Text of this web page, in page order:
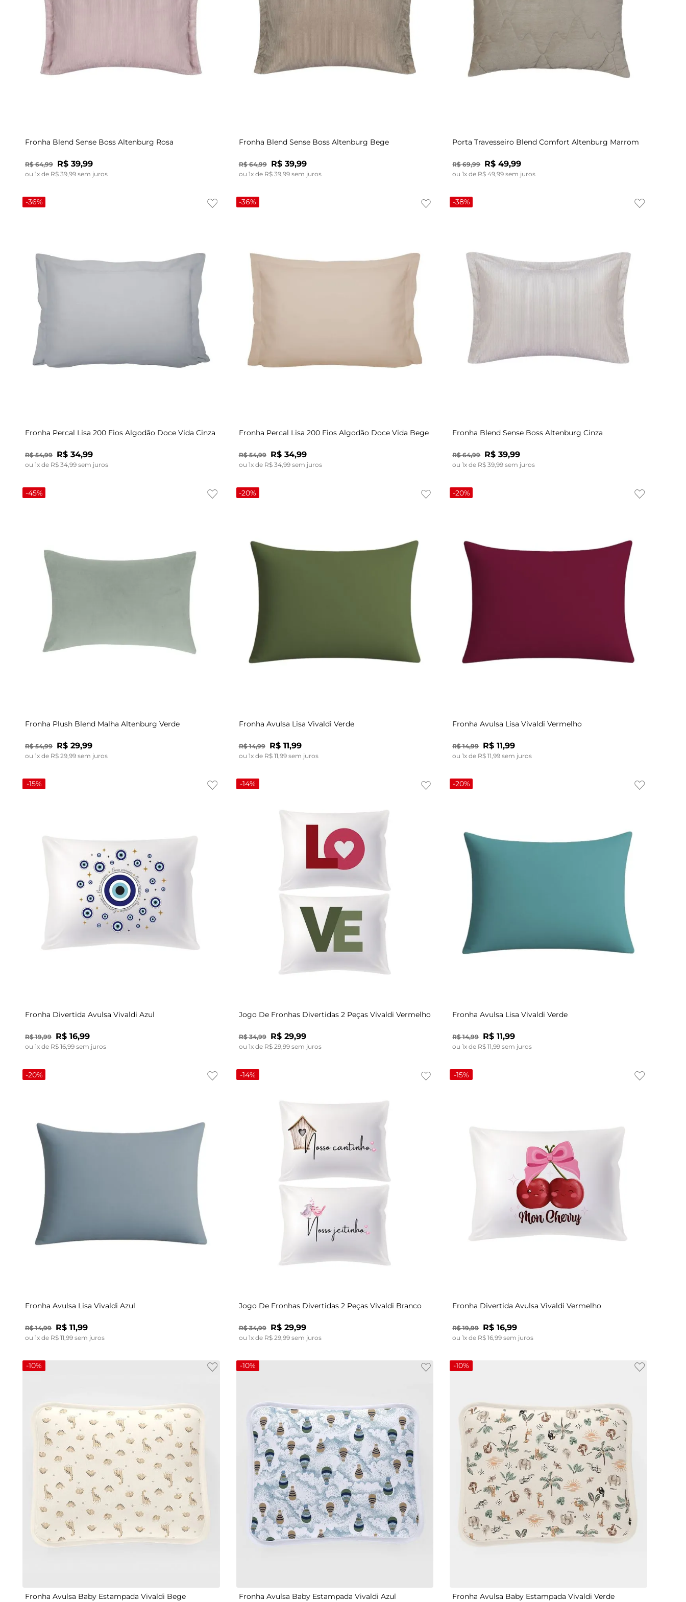
Fronha Blend Sense Boss Altenburg Rosa
R$ 64,99 R$ 39,99
ou 1x de R$ 39 99 sem juros
Fronha Blend Sense Boss Altenburg Bege
R$ 64,99 R$ 39,99
ou 1x de R$ 39, 99sem juros
Porta Travesseiro Blend Comfort Altenburg Marrom
R$ 69,99 R$ 49,99
ou1x de R$ 49 ,99 sem juros
-36%
Fronha Percal Lisa 200 Fios Algodão Doce Vida Cinza
R$ 54,99 R$ 34,99
ou 1x de R$ 34,99 sem juros
-36%
Fronha Percal Lisa 200 Fios Algodão Doce Vida Bege
R$ 54,99 R$ 34,99
ou 1x de R$ 34,99sem juros
-38%
Fronha Blend Sense Boss Altenburg Cinza
R$ 64,99 R$ 39,99
ou1x de R$ 39,99 sem juros
-45%
Fronha Plush Blend Malha Altenburg Verde
R$ 54,99 R$ 29,99
ou 1x de R$ 29 99 sem juros
-20%
Fronha Avulsa Lisa Vivaldi Verde
R$ 14,99 R$ 11,99
ou 1x de R$ 11 99sem juros
-20%
Fronha Avulsa Lisa Vivaldi Vermelho
R$ 14,99 R$ 11,99
ou1x de R$ 11 ,99 sem juros
-15%
Fronha Divertida Avulsa Vivaldi Azul
R$ 19,99 R$ 16,99
ou 1x de R$ 16,99 sem juros
-14%
Jogo De Fronhas Divertidas 2 Peças Vivaldi Vermelho
R$ 34,99 R$ 29,99
ou 1x de R$ 29,99sem juros
-20%
Fronha Avulsa Lisa Vivaldi Verde
R$ 14,99 R$ 11,99
ou1x de R$ 11,99 sem juros
-20%
Fronha Avulsa Lisa Vivaldi Azul
R$ 14,99 R$ 11,99
ou 1x de R$ 11 99 sem juros
-14%
Jogo De Fronhas Divertidas 2 Peças Vivaldi Branco
R$ 34,99 R$ 29,99
ou 1x de R$ 29, 99sem juros
-15%
Fronha Divertida Avulsa Vivaldi Vermelho
R$ 19,99 R$ 16,99
ou1x de R$ 16 ,99 sem juros
-10%
Fronha Avulsa Baby Estampada Vivaldi Bege
-10%
Fronha Avulsa Baby Estampada Vivaldi Azul
-10%
Fronha Avulsa Baby Estampada Vivaldi Verde